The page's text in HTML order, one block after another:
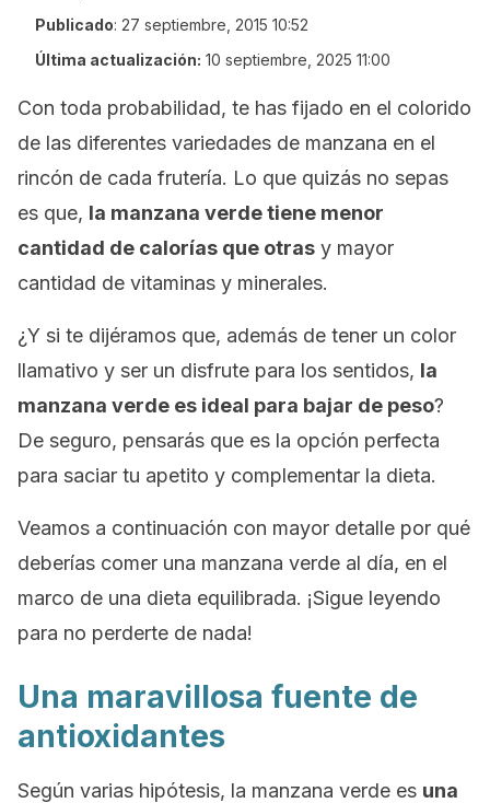
Publicado: 27 septiembre, 2015 10:52
Última actualización: 10 septiembre, 2025 11:00
Con toda probabilidad, te has fijado en el colorido
de las diferentes variedades de manzana en el
rincón de cada frutería. Lo que quizás no sepas
es que, la manzana verde tiene menor
cantidad de calorías que otras y mayor
cantidad de vitaminas y minerales.
¿Y si te dijéramos que, además de tener un color
llamativo y ser un disfrute para los sentidos, la
manzana verde es ideal para bajar de peso?
De seguro, pensarás que es la opción perfecta
para saciar tu apetito y complementar la dieta.
Veamos a continuación con mayor detalle por qué
deberías comer una manzana verde al día, en el
marco de una dieta equilibrada. ¡Sigue leyendo
para no perderte de nada!
Una maravillosa fuente de
antioxidantes
Según varias hipótesis, la manzana verde es una